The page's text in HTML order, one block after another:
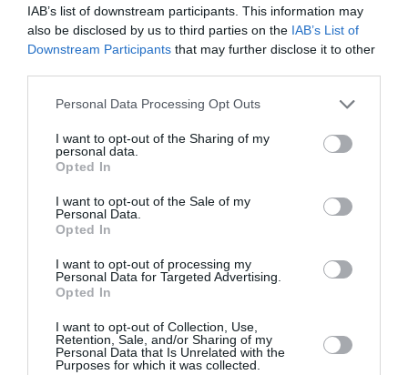
IAB’s list of downstream participants. This information may
also be disclosed by us to third parties on the IAB’s List of
Downstream Participants that may further disclose it to other
Personal Data Processing Opt Outs
I want to opt-out of the Sharing of my
personal data.
Opted In
I want to opt-out of the Sale of my
Personal Data.
Opted In
I want to opt-out of processing my
Personal Data for Targeted Advertising.
Opted In
I want to opt-out of Collection, Use,
Retention, Sale, and/or Sharing of my
Personal Data that Is Unrelated with the
Purposes for which it was collected.
DÉMON
mer 09 luglio Kawabonga
gio 10 luglio Melany Musillo, Icy Subzero
sab 12 luglio Damante, Leone, Rovazzi @
LaBellaVita
dom 13 luglio Bello Figo x Supersunday